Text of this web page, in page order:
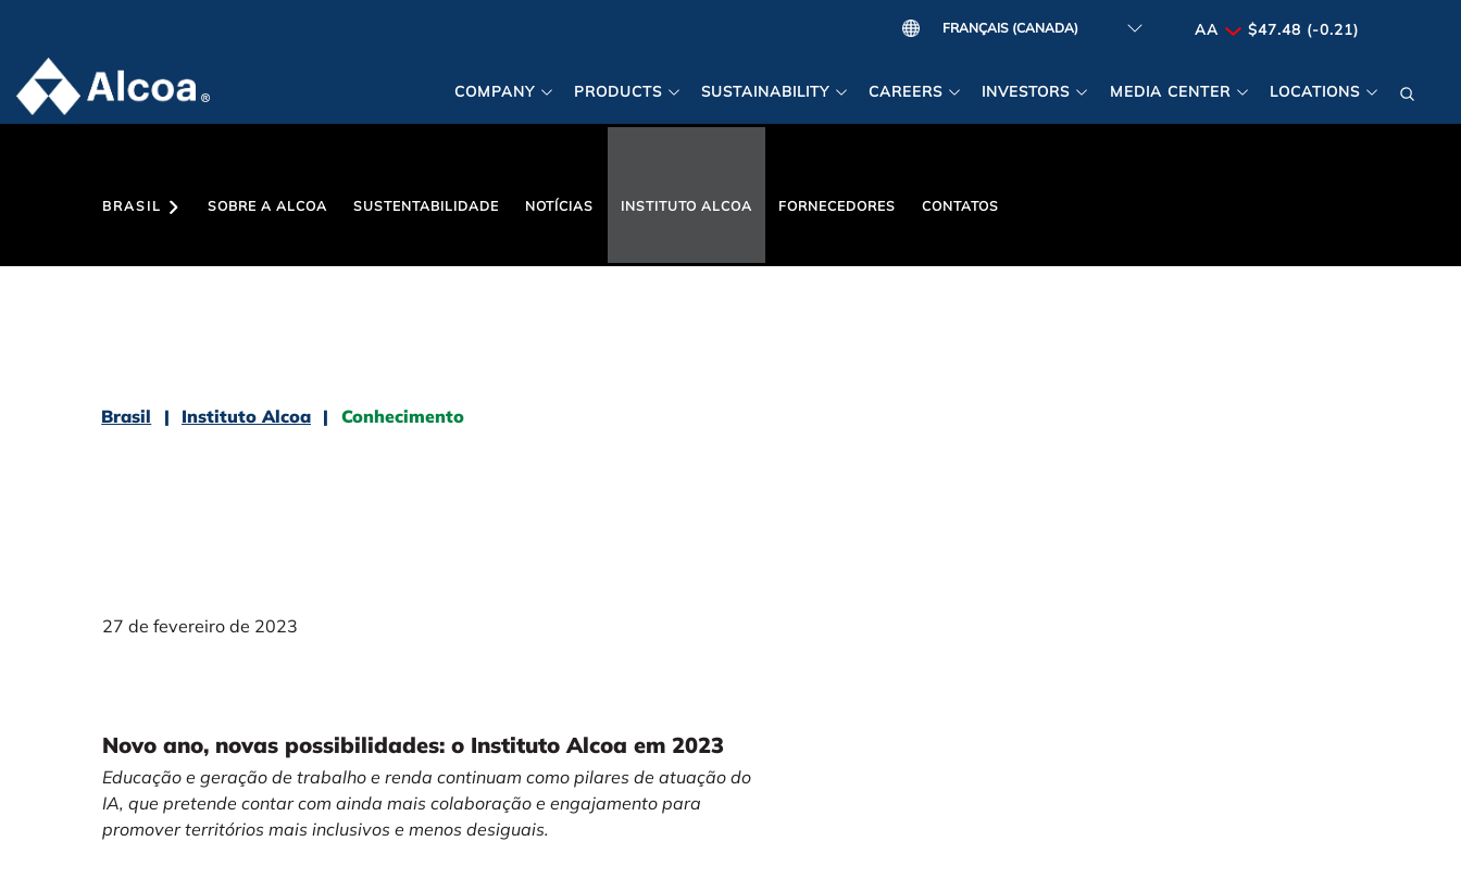
AA $47.48 (-0.21)
COMPANY PRODUCTS SUSTAINABILITY CAREERS INVESTORS MEDIA CENTER LOCATIONS
BRASIL SOBRE A ALCOA SUSTENTABILIDADE NOTÍCIAS INSTITUTO ALCOA FORNECEDORES CONTATOS
Brasil Instituto Alcoa Conhecimento
27 de fevereiro de 2023
Novo ano, novas possibilidades: o Instituto Alcoa em 2023
Educação e geração de trabalho e renda continuam como pilares de atuação do
IA, que pretende contar com ainda mais colaboração e engajamento para
promover territórios mais inclusivos e menos desiguais.